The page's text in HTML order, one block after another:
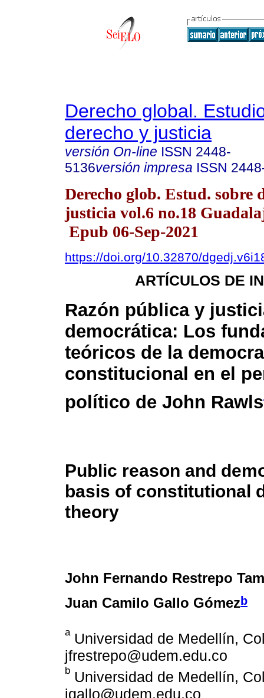
Derecho global.
derecho y justicia
versión On-line ISSN 2448-
5136versión impresa ISSN
Derecho glob. Estud. sobre
justicia vol.6 no.18
Epub 06-Sep-2021
https://doi.org/10.32870/
ARTÍCULOS DE
Razón pública y
democrática: Los
teóricos de la
constitucional en el
político de John Rawls
Public reason and
basis of constitutional
theory
John Fernando Restrepo
Juan Camilo Gallo Gómezb
aUniversidad de Medellín,
jfrestrepo@udem.edu.co
b Universidad de Medellín,
jgallo@udem.edu.co